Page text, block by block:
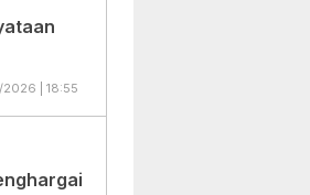
| 18:55